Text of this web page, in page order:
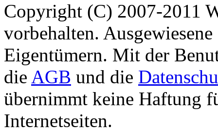
Copyright (C) 2007-2011
vorbehalten.
Eigentümern. Mit der
die AGB und die
übernimmt keine Haftung
Internetseiten.